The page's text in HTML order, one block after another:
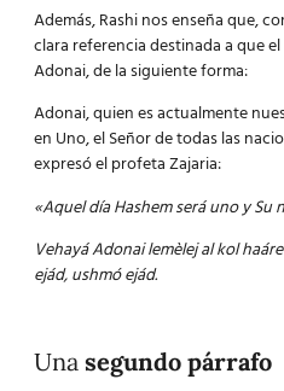
Además, Rashi nos enseña que,
clara referencia destinada a que
Adonai, de la siguiente forma:
Adonai, quien es actualmente
en Uno, el Señor de todas las
expresó el profeta Zajaria:
«Aquel día Hashem será uno y Su
Vehayá Adonai lemèlej al kol
ejád, ushmó ejád.
Una segundo párrafo